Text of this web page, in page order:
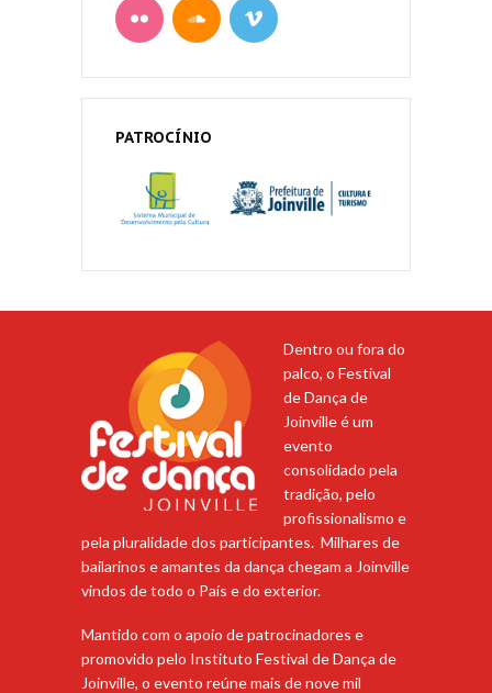
PATROCÍNIO
Dentro ou fora do
palco, o Festival
de Dança de
Joinville é um
evento
consolidado pela
tradição, pelo
profissionalismo e
pela pluralidade dos participantes. Milhares de
bailarinos e amantes da dança chegam a Joinville
vindos de todo o País e do exterior.
Mantido com o apoio de patrocinadores e
promovido pelo Instituto Festival de Dança de
Joinville, o evento reúne mais de nove mil